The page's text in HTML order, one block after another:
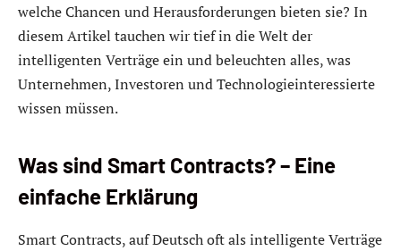
welche Chancen und Herausforderungen bieten sie? In
diesem Artikel tauchen wir tief in die Welt der
intelligenten Verträge ein und beleuchten alles, was
Unternehmen, Investoren und Technologieinteressierte
wissen müssen.
Was sind Smart Contracts? – Eine
einfache Erklärung
Smart Contracts, auf Deutsch oft als intelligente Verträge